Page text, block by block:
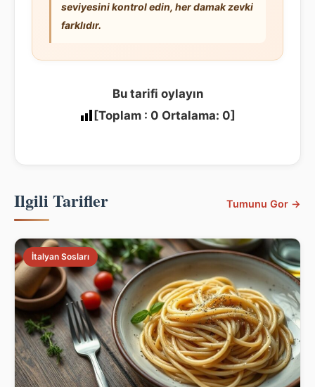
seviyesini kontrol edin, her damak zevki
farklıdır.
Bu tarifi oylayın
[Toplam : 0 Ortalama: 0]
Ilgili Tarifler Tumunu Gor →
İtalyan Sosları